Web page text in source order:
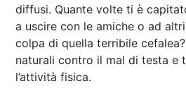
diffusi. Quante volte ti è
a uscire con le amiche o ad
colpa di quella terribile
naturali contro il mal di testa e
l’attività fisica.